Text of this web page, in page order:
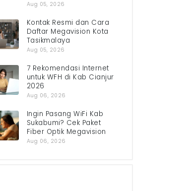
Aug 05, 2026
Kontak Resmi dan Cara
Daftar Megavision Kota
Tasikmalaya
Aug 05, 2026
7 Rekomendasi Internet
untuk WFH di Kab Cianjur
2026
Aug 06, 2026
Ingin Pasang WiFi Kab
Sukabumi? Cek Paket
Fiber Optik Megavision
Aug 06, 2026